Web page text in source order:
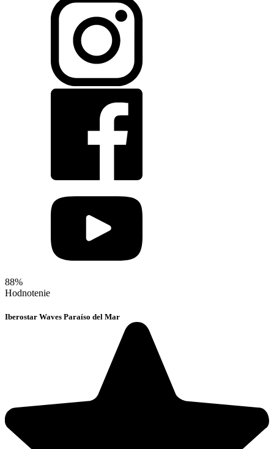
88%
Hodnotenie
Iberostar Waves Paraíso del Mar